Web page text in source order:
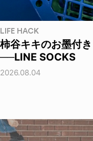
LIFE HACK
柿谷キキのお墨付き
──LINE SOCKS
2026.08.04